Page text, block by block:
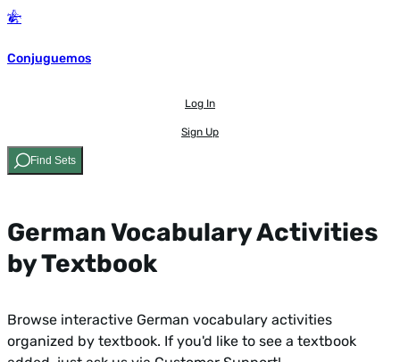
Conjuguemos
Log In
Sign Up
Find Sets
German Vocabulary Activities
by Textbook
Browse interactive German vocabulary activities
organized by textbook. If you'd like to see a textbook